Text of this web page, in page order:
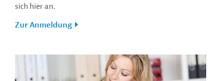
sich hier an.
Zur Anmeldung